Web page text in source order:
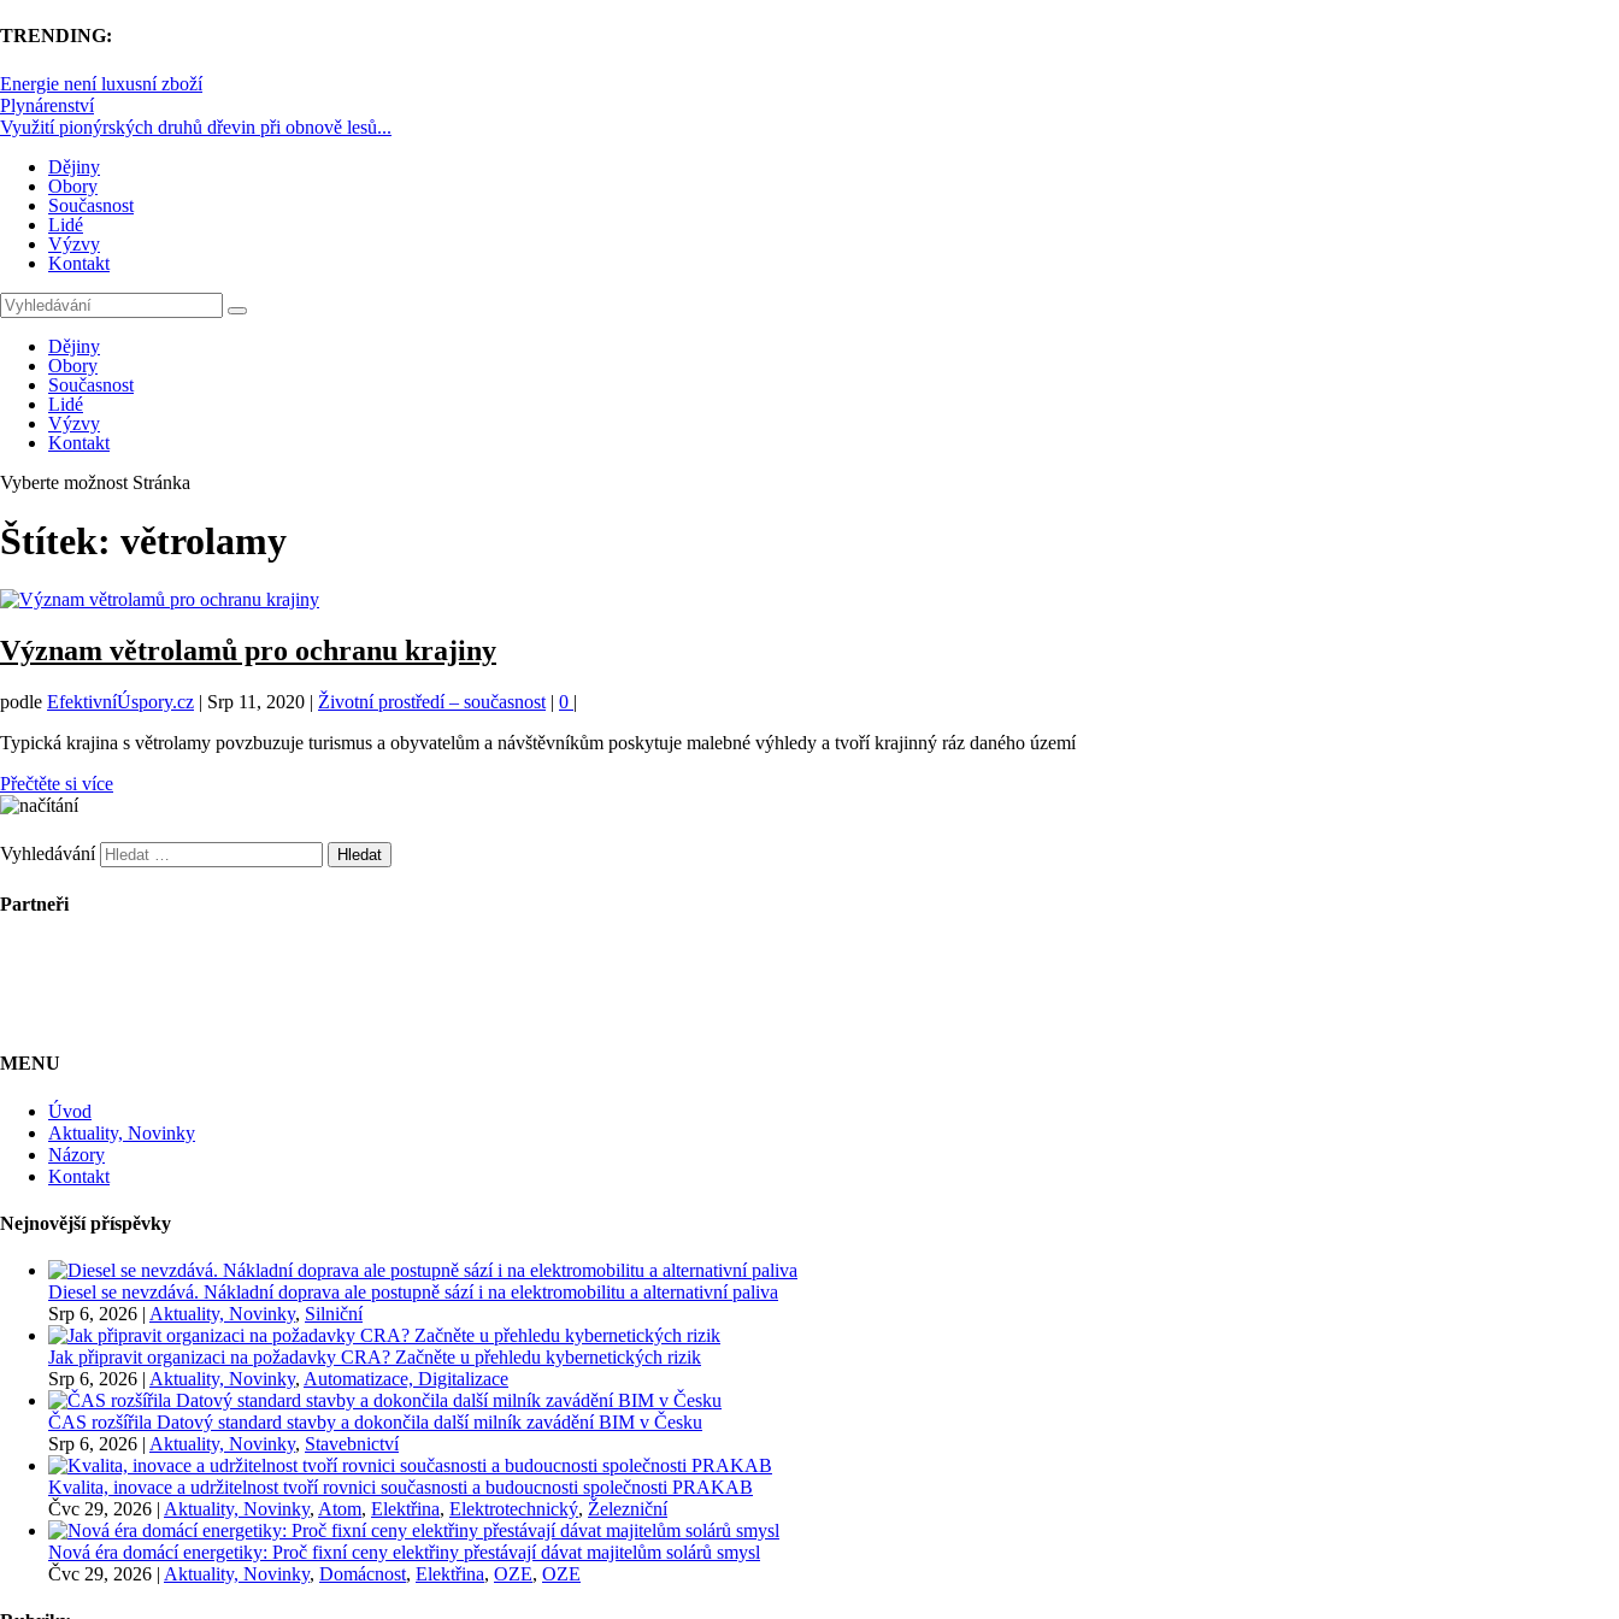
TRENDING:
Energie není luxusní zboží
Plynárenství
Využití pionýrských druhů dřevin při obnově lesů...
Dějiny
Obory
Současnost
Lidé
Výzvy
Kontakt
Dějiny
Obory
Současnost
Lidé
Výzvy
Kontakt
Vyberte možnost Stránka
Štítek: větrolamy
Význam větrolamů pro ochranu krajiny
podle EfektivníÚspory.cz | Srp 11, 2020 | Životní prostředí – současnost | 0 |
Typická krajina s větrolamy povzbuzuje turismus a obyvatelům a návštěvníkům poskytuje malebné výhledy a tvoří krajinný ráz daného území
Přečtěte si více
Vyhledávání
Partneři
MENU
Úvod
Aktuality, Novinky
Názory
Kontakt
Nejnovější příspěvky
Diesel se nevzdává. Nákladní doprava ale postupně sází i na elektromobilitu a alternativní paliva
Srp 6, 2026 | Aktuality, Novinky, Silniční
Jak připravit organizaci na požadavky CRA? Začněte u přehledu kybernetických rizik
Srp 6, 2026 | Aktuality, Novinky, Automatizace, Digitalizace
ČAS rozšířila Datový standard stavby a dokončila další milník zavádění BIM v Česku
Srp 6, 2026 | Aktuality, Novinky, Stavebnictví
Kvalita, inovace a udržitelnost tvoří rovnici současnosti a budoucnosti společnosti PRAKAB
Čvc 29, 2026 | Aktuality, Novinky, Atom, Elektřina, Elektrotechnický, Železniční
Nová éra domácí energetiky: Proč fixní ceny elektřiny přestávají dávat majitelům solárů smysl
Čvc 29, 2026 | Aktuality, Novinky, Domácnost, Elektřina, OZE, OZE